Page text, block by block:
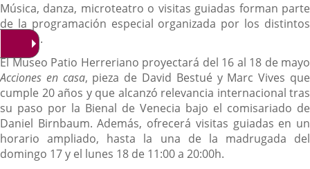
Música, danza, microteatro o visitas guiadas forman parte
de la programación especial organizada por los distintos
centros.
El Museo Patio Herreriano proyectará del 16 al 18 de mayo
Acciones en casa, pieza de David Bestué y Marc Vives que
cumple 20 años y que alcanzó relevancia internacional tras
su paso por la Bienal de Venecia bajo el comisariado de
Daniel Birnbaum. Además, ofrecerá visitas guiadas en un
horario ampliado, hasta la una de la madrugada del
domingo 17 y el lunes 18 de 11:00 a 20:00h.